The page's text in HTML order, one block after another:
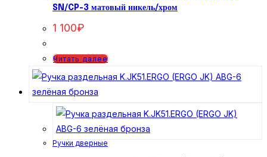
SN/CP-3 матовый никель/хром
1 100₽
Читать далее
Ручки дверные